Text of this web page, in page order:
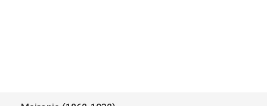
Pavasario Balsai